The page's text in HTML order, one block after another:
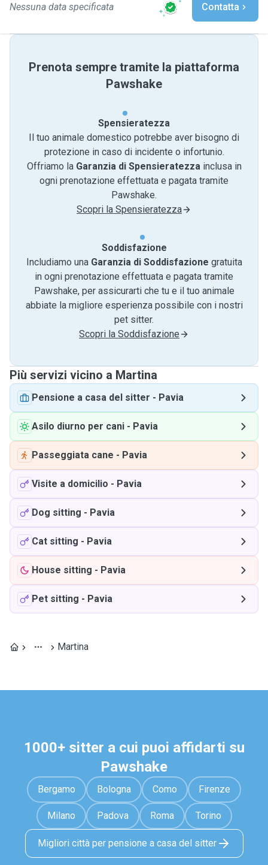
Nessuna data specificata Contatta
Prenota sempre tramite la piattaforma
Pawshake
Spensieratezza
Il tuo animale domestico potrebbe aver bisogno di
protezione in caso di incidente o infortunio.
Offriamo la Garanzia di Spensieratezzainclusa in
ogni prenotazione effettuata e pagata tramite
Pawshake.
Scopri la Spensieratezza
Soddisfazione
Includiamo una Garanzia di Soddisfazione gratuita
in ogni prenotazione effettuata e pagata tramite
Pawshake, per assicurarti che tu e il tuo animale
abbiate la migliore esperienza possibile con i nostri
pet sitter.
Scopri la Soddisfazione
Più servizi vicino a Martina
Pensione a casa del sitter - Pavia
Asilo diurno per cani - Pavia
Passeggiata cane - Pavia
Visite a domicilio - Pavia
Dog sitting - Pavia
Cat sitting - Pavia
House sitting - Pavia
Pet sitting - Pavia
Martina
1000+ sitter a cui puoi affidarti su
Pawshake
Bergamo Bologna Como Firenze
Milano Padova Roma Torino
Migliori città per pensione a casa del sitter